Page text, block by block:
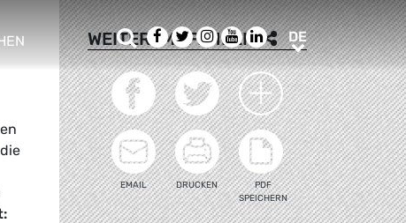
sub menu
SucheFacebook
TwitterInstagram
Youtube
LinkedIn
DEDE
WEITEREMPFEHLEN
EMAIL DRUCKEN
PDF
SPEICHERN